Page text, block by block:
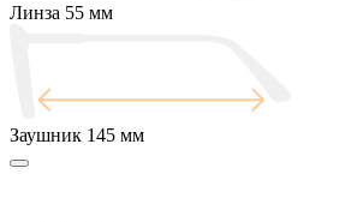
Линза 55 мм
Заушник 145 мм